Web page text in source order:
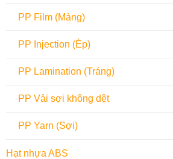
PP Film (Màng)
PP Injection (Ép)
PP Lamination (Tráng)
PP Vải sợi không dệt
PP Yarn (Sợi)
Hạt nhựa ABS